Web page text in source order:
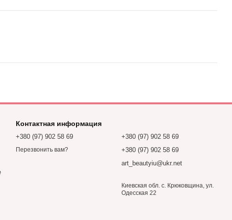
Контактная информация
+380 (97) 902 58 69
Перезвонить вам?
+380 (97) 902 58 69
+380 (97) 902 58 69
art_beautyiu@ukr.net
Киевская обл. с. Крюковщина, ул.
Одесская 22